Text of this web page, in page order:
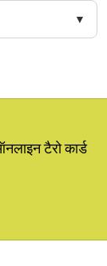
टैरो कार्ड